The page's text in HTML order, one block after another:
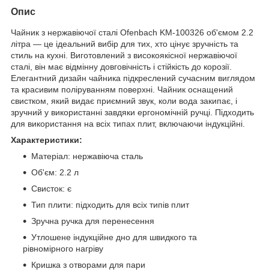
Опис
Чайник з нержавіючої сталі Ofenbach KM-100326 об'ємом 2.2
літра — це ідеальний вибір для тих, хто цінує зручність та
стиль на кухні. Виготовлений з високоякісної нержавіючої
сталі, він має відмінну довговічність і стійкість до корозії.
Елегантний дизайн чайника підкреслений сучасним виглядом
та красивим поліруванням поверхні. Чайник оснащений
свистком, який видає приємний звук, коли вода закипає, і
зручний у використанні завдяки ергономічній ручці. Підходить
для використання на всіх типах плит, включаючи індукційні.
Характеристики:
Матеріал: нержавіюча сталь
Об'єм: 2.2 л
Свисток: є
Тип плити: підходить для всіх типів плит
Зручна ручка для перенесення
Утлошене індукційне дно для швидкого та
рівномірного нагріву
Кришка з отворами для пари